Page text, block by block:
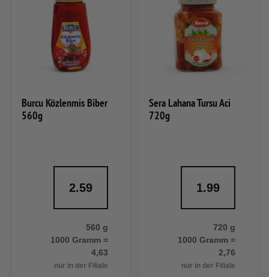
Burcu Közlenmis Biber
560g
2.59
560 g
1000 Gramm =
4,63
nur in der Filiale
Sera Lahana Tursu Aci
720g
1.99
720 g
1000 Gramm =
2,76
nur in der Filiale